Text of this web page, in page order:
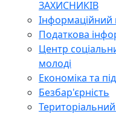
ЗАХИСНИКІВ
Інформаційний
Податкова
Центр
молоді
Економіка та
Безбар'єрність